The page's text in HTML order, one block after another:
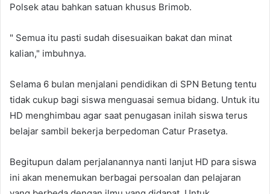
Polsek atau bahkan satuan khusus Brimob.
" Semua itu pasti sudah disesuaikan bakat dan minat
kalian," imbuhnya.
Selama 6 bulan menjalani pendidikan di SPN Betung tentu
tidak cukup bagi siswa menguasai semua bidang. Untuk itu
HD menghimbau agar saat penugasan inilah siswa terus
belajar sambil bekerja berpedoman Catur Prasetya.
Begitupun dalam perjalanannya nanti lanjut HD para siswa
ini akan menemukan berbagai persoalan dan pelajaran